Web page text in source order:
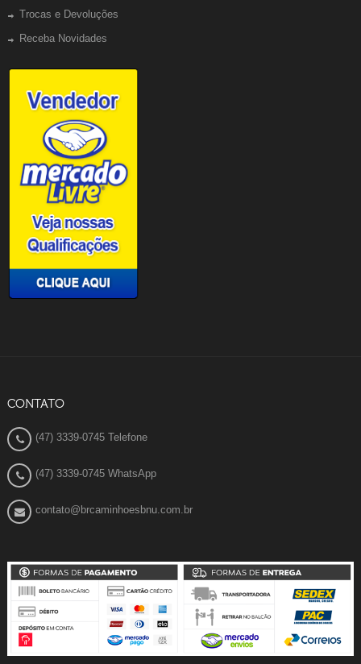
Trocas e Devoluções
Receba Novidades
CONTATO
(47) 3339-0745 Telefone
(47) 3339-0745 WhatsApp
contato@brcaminhoesbnu.com.br